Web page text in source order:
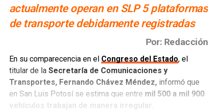
actualmente operan en SLP 5 plataformas
de transporte debidamente registradas
Por: Redacción
En su comparecencia en el Congreso del Estado, el
titular de la Secretaría de Comunicaciones y
Transportes, Fernando Chávez Méndez,informó que
en San Luis Potosí se estima que entre mil 500 a mil 900
vehículos trabajan de manera irregular.